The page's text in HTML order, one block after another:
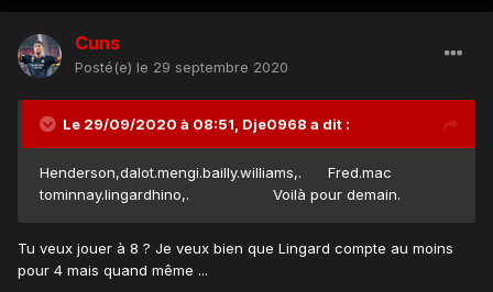
Cuns
Posté(e) le 29 septembre 2020
Le 29/09/2020 à 08:51, Dje0968 a dit :
Henderson,dalot.mengi.bailly.williams,. Fred.mac
tominnay.lingardhino,. Voilà pour demain.
Tu veux jouer à 8 ? Je veux bien que Lingard compte au moins
pour 4 mais quand même ...